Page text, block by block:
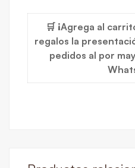
🛒 ¡Agrega al
regalos la
pedidos al por